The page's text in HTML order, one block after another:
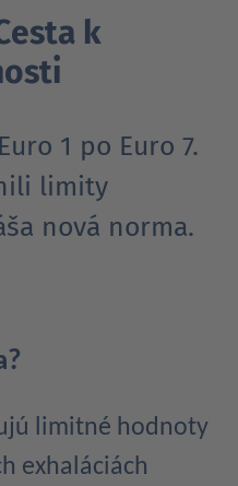
k
1 po Euro 7.
limity
nová norma.
limitné hodnoty
exhaláciách